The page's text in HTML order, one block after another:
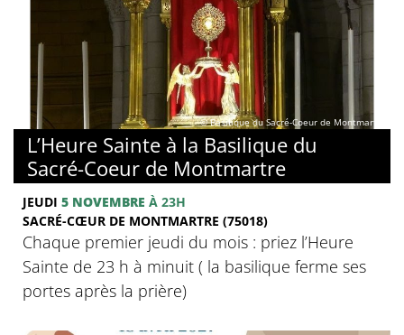
© Basilique du Sacré-Coeur de Montmartre
L’Heure Sainte à la Basilique du
Sacré-Coeur de Montmartre
JEUDI 5 NOVEMBRE À 23H
SACRÉ-CŒUR DE MONTMARTRE (75018)
Chaque premier jeudi du mois : priez l’Heure
Sainte de 23 h à minuit ( la basilique ferme ses
portes après la prière)